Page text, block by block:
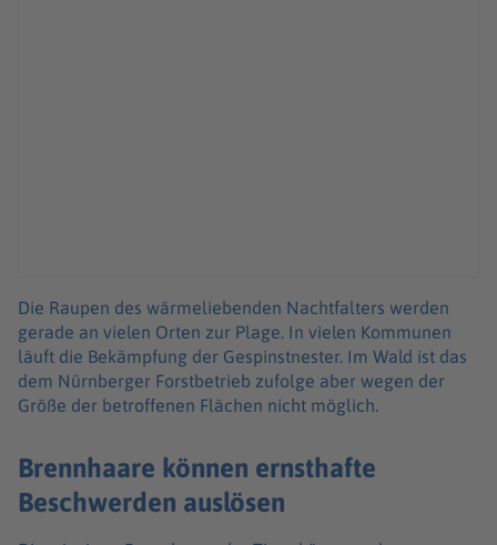
Die Raupen des wärmeliebenden Nachtfalters werden
gerade an vielen Orten zur Plage. In vielen Kommunen
läuft die Bekämpfung der Gespinstnester. Im Wald ist das
dem Nürnberger Forstbetrieb zufolge aber wegen der
Größe der betroffenen Flächen nicht möglich.
Brennhaare können ernsthafte
Beschwerden auslösen